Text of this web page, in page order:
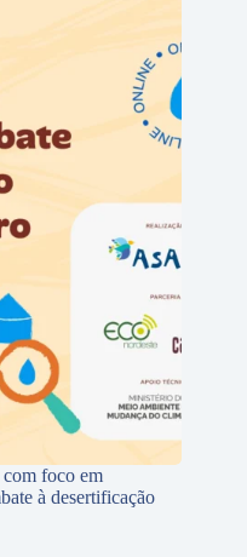
foco em
à desertificação